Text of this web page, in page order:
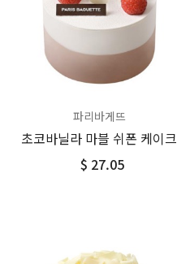
파리바게뜨
초코바닐라 마블 쉬폰 케이크
$ 27.05